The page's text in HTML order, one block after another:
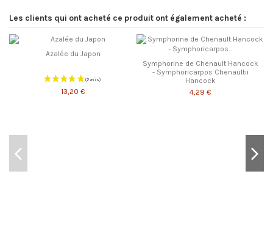
Les clients qui ont acheté ce produit ont également acheté :
Azalée du Japon
13,20 €
Symphorine de Chenault Hancock
- Symphoricarpos Chenaultii
Hancock
4,29 €